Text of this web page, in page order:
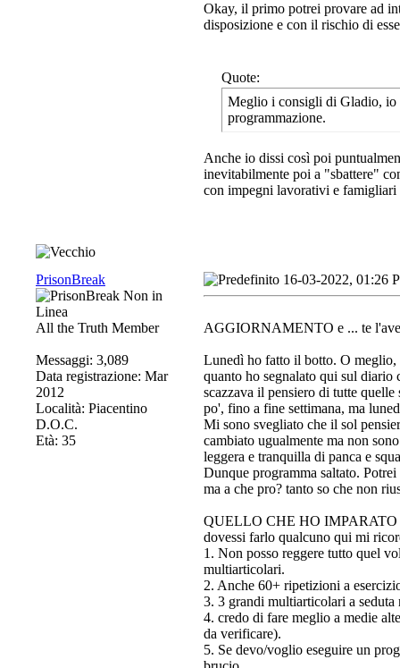
Okay, il primo potrei provare ad
disposizione e con il rischio di
Quote:
Meglio i consigli di Gladio, io
programmazione.
Anche io dissi così poi
inevitabilmente poi a "sbattere"
con impegni lavorativi e famigliari
PrisonBreak
All the Truth Member
Messaggi: 3,089
Data registrazione: Mar
2012
Località: Piacentino
D.O.C.
Età: 35
16-03-2022, 01:26
AGGIORNAMENTO e ... te
Lunedì ho fatto il botto. O meglio,
quanto ho segnalato qui sul
scazzava il pensiero di tutte
po', fino a fine settimana, ma
Mi sono svegliato che il sol
cambiato ugualmente ma non
leggera e tranquilla di panca e
Dunque programma saltato.
ma a che pro? tanto so che non
QUELLO CHE HO IMPARATO
dovessi farlo qualcuno qui mi
1. Non posso reggere tutto quel
multiarticolari.
2. Anche 60+ ripetizioni a
3. 3 grandi multiarticolari a seduta
4. credo di fare meglio a medie
da verificare).
5. Se devo/voglio eseguire un